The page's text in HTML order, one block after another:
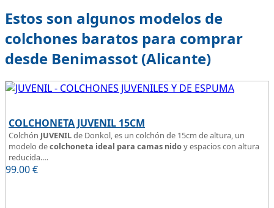
Estos son algunos modelos de
colchones baratos para comprar
desde Benimassot (Alicante)
COLCHONETA JUVENIL 15CM
Colchón JUVENILde Donkol, es un colchón de 15cm de altura, un
modelo decolchoneta ideal para camas nidoy espacios con altura
reducida.
Connúcleo de espuma de alta densidad HR
99.00€